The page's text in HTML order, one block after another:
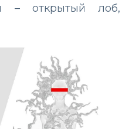
– открытый лоб,